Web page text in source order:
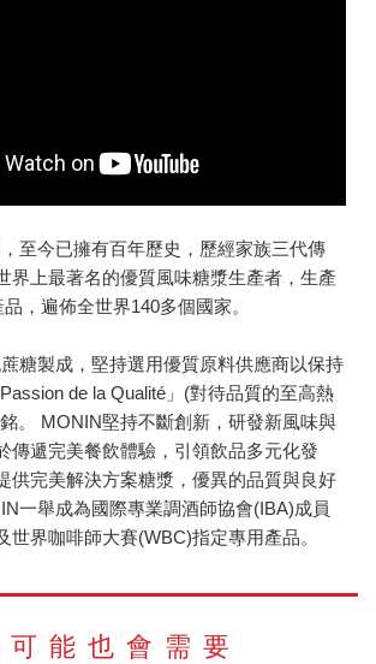
至今已擁有百年歷史，歷經家族三代傳
界上最著名的優質風味糖漿生產者，生產
，遍佈全世界140多個國家。
糖製成，堅持選用優質原料供應商以保持
de la Qualité」(對待品質的至高熱
。 MONIN堅持不斷創新，研發新風味與
傳遞完美餐飲體驗，引領飲品多元化發
供完美解決方案糖漿，優異的品質與良好
一舉成為國際專業調酒師協會(IBA)成員
世界咖啡師大賽(WBC)指定專用產品。
可能也會需要